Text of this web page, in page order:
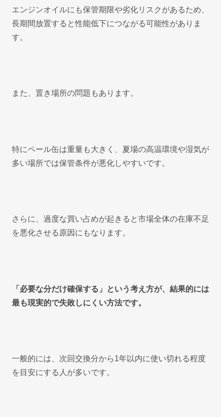
エンジンオイルにも保管期限や劣化リスクがあるため、
長期間放置すると性能低下につながる可能性がありま
す。
また、置き場所の問題もあります。
特にペール缶は重量も大きく、夏場の高温環境や湿気が
多い場所では保管条件が悪化しやすいです。
さらに、過度な買い占めが起きると市場全体の在庫不足
を悪化させる原因にもなります。
「必要な分だけ確保する」という考え方が、結果的には
最も現実的で失敗しにくい方法です。
一般的には、次回交換分から1年以内に使い切れる程度
を目安にする人が多いです。